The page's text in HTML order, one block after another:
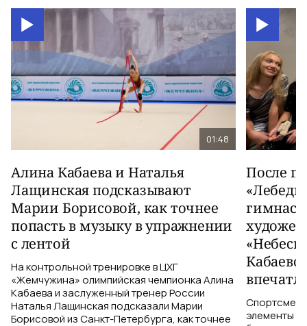
01:48
Алина Кабаева и Наталья
Лащинская подсказывают
Марии Борисовой, как точнее
попасть в музыку в упражнении
с лентой
На контрольной тренировке в ЦХГ
«Жемчужина» олимпийская чемпионка Алина
Кабаева и заслуженный тренер России
Наталья Лащинская подсказали Марии
Борисовой из Санкт-Петербурга, как точнее
После
элементы